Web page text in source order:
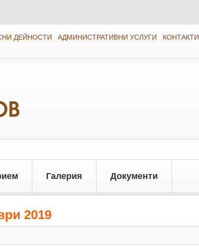
ДЕЙНОСТИ АДМИНИСТРАТИВНИ УСЛУГИ КОНТАКТИ
Галерия Документи
2019